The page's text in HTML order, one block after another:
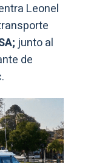
Leonel
junto al
de